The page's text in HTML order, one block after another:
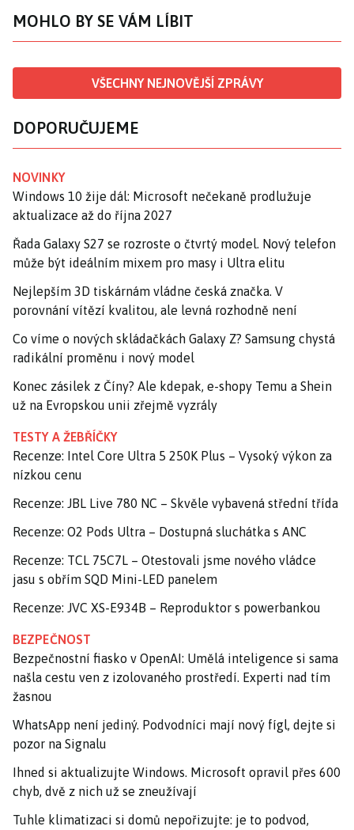
MOHLO BY SE VÁM LÍBIT
VŠECHNY NEJNOVĚJŠÍ ZPRÁVY
DOPORUČUJEME
NOVINKY
Windows 10 žije dál: Microsoft nečekaně prodlužuje
aktualizace až do října 2027
Řada Galaxy S27 se rozroste o čtvrtý model. Nový telefon
může být ideálním mixem pro masy i Ultra elitu
Nejlepším 3D tiskárnám vládne česká značka. V
porovnání vítězí kvalitou, ale levná rozhodně není
Co víme o nových skládačkách Galaxy Z? Samsung chystá
radikální proměnu i nový model
Konec zásilek z Číny? Ale kdepak, e-shopy Temu a Shein
už na Evropskou unii zřejmě vyzrály
TESTY A ŽEBŘÍČKY
Recenze: Intel Core Ultra 5 250K Plus – Vysoký výkon za
nízkou cenu
Recenze: JBL Live 780 NC – Skvěle vybavená střední třída
Recenze: O2 Pods Ultra – Dostupná sluchátka s ANC
Recenze: TCL 75C7L – Otestovali jsme nového vládce
jasu s obřím SQD Mini-LED panelem
Recenze: JVC XS-E934B – Reproduktor s powerbankou
BEZPEČNOST
Bezpečnostní fiasko v OpenAI: Umělá inteligence si sama
našla cestu ven z izolovaného prostředí. Experti nad tím
žasnou
WhatsApp není jediný. Podvodníci mají nový fígl, dejte si
pozor na Signalu
Ihned si aktualizujte Windows. Microsoft opravil přes 600
chyb, dvě z nich už se zneužívají
Tuhle klimatizaci si domů nepořizujte: je to podvod,